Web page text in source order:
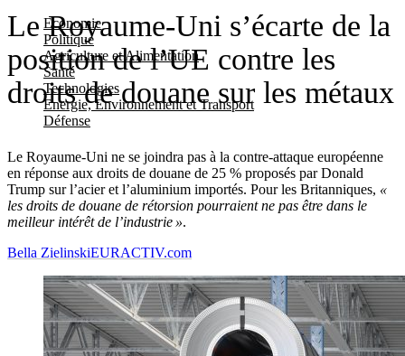
Economie
Politique
Agriculture et Alimentation
Santé
Technologies
Energie, Environnement et Transport
Défense
Le Royaume-Uni s’écarte de la
position de l’UE contre les
droits de douane sur les métaux
Le Royaume-Uni ne se joindra pas à la contre-attaque européenne
en réponse aux droits de douane de 25 % proposés par Donald
Trump sur l’acier et l’aluminium importés. Pour les Britanniques, «
les droits de douane de rétorsion pourraient ne pas être dans le
meilleur intérêt de l’industrie ».
Bella ZielinskiEURACTIV.com